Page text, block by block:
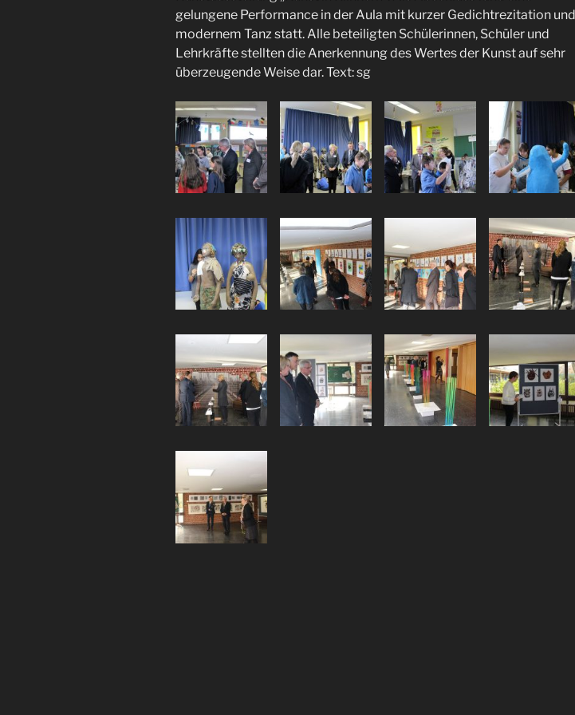
gelungene Performance in der Aula mit kurzer Gedichtrezitation und
modernem Tanz statt. Alle beteiligten Schülerinnen, Schüler und
Lehrkräfte stellten die Anerkennung des Wertes der Kunst auf sehr
überzeugende Weise dar. Text: sg